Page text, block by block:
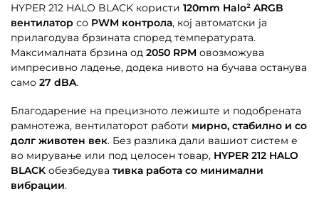
HYPER 212 HALO BLACK користи 120mm Halo² ARGB
вентилатор со PWM контрола, кој автоматски ја
прилагодува брзината според температурата.
Максималната брзина од 2050 RPM овозможува
импресивно ладење, додека нивото на бучава останува
само 27 dBA.
Благодарение на прецизното лежиште и подобрената
рамнотежа, вентилаторот работи мирно, стабилно и со
долг животен век. Без разлика дали вашиот систем е
во мирување или под целосен товар, HYPER 212 HALO
BLACK обезбедува тивка работа со минимални
вибрации.